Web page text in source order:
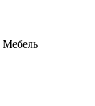
Мебель